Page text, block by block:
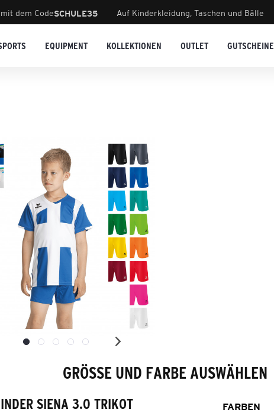
dem CodeSCHULE35 Auf Kinderkleidung, Taschen und Bälle
EQUIPMENT KOLLEKTIONEN OUTLET GUTSCHEINE
GRÖSSE UND FARBE AUSWÄHLEN
SIENA 3.0 TRIKOT FARBEN